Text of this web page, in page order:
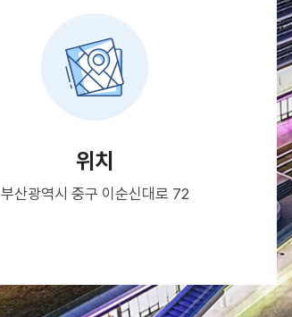
위치
부산광역시 중구 이순신대로 72